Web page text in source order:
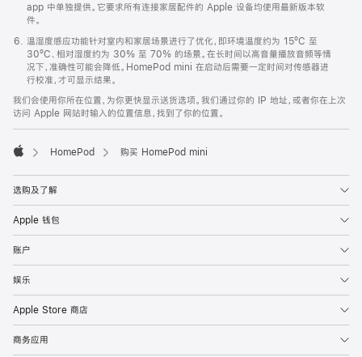
app 中单独提供。它要求所有连接家居配件的 Apple 设备均使用最新版本软
件。
温湿度感应功能针对室内和家居场景进行了优化，即环境温度约为 15ºC 至
30ºC、相对湿度约为 30% 至 70% 的场景。在长时间以高音量播放音频等情
况下，准确性可能会降低。HomePod mini 在启动后需要一定时间对传感器进
行校准，才可显示结果。
我们会使用你所在位置，为你更快显示送货选项。我们通过你的 IP 地址，或者你在上次
访问 Apple 网站时输入的位置信息，找到了你的位置。
HomePod 购买 HomePod mini
选购及了解
Apple 钱包
账户
娱乐
Apple Store 商店
商务应用